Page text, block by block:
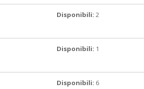
Disponibili: 2
Disponibili: 1
Disponibili: 6